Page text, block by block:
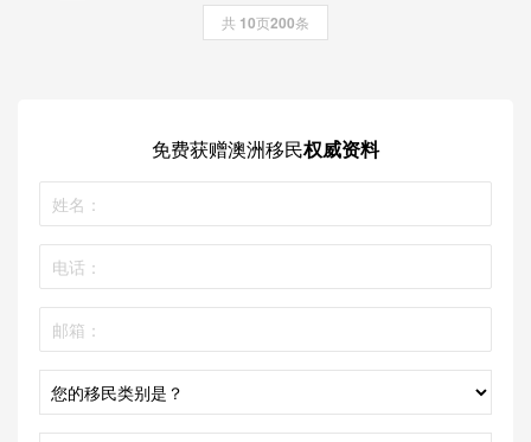
共 10页200条
免费获赠澳洲移民权威资料